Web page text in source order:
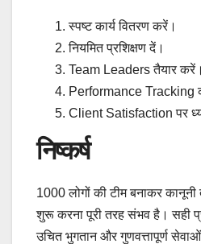
स्पष्ट कार्य वितरण करें।
नियमित प्रशिक्षण दें।
Team Leaders तैयार करें।
Performance Tracking
Client Satisfaction पर
निष्कर्ष
1000 लोगों की टीम बनाकर
शुरू करना पूरी तरह संभव है। सही
उचित भुगतान और गुणवत्तापूर्ण